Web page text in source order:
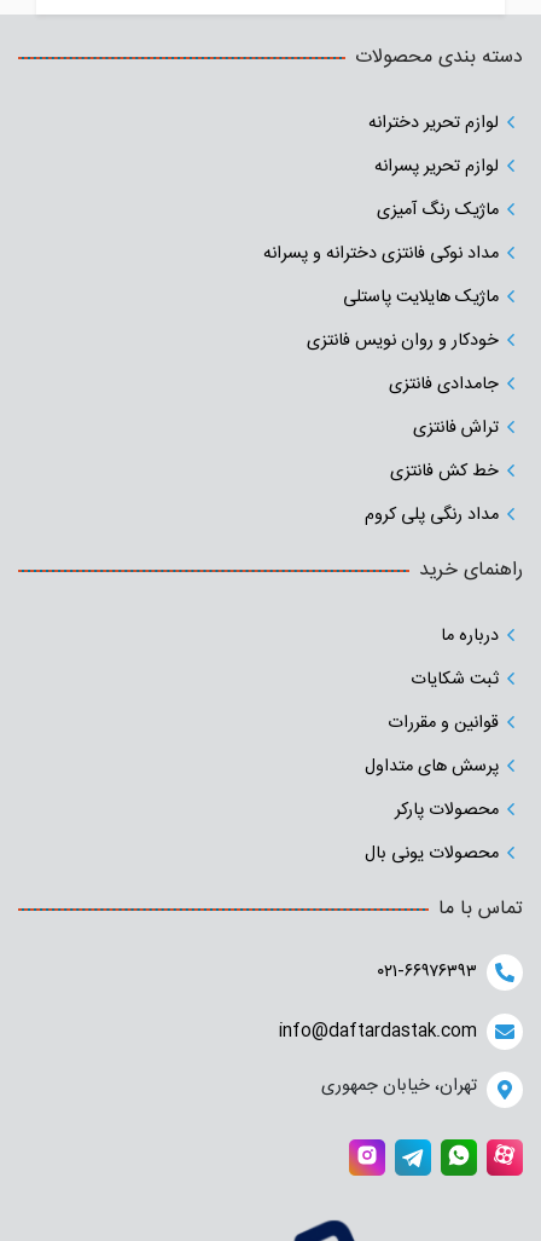
دسته بندی محصولات
لوازم تحریر دخترانه
لوازم تحریر پسرانه
ماژیک رنگ آمیزی
مداد نوکی فانتزی دخترانه و پسرانه
ماژیک هایلایت پاستلی
خودکار و روان نویس فانتزی
جامدادی‌ فانتزی
تراش فانتزی
خط کش فانتزی
مداد رنگی پلی کروم
راهنمای خرید
درباره ما
ثبت شکایات
قوانین و مقررات
پرسش های متداول
محصولات پارکر
محصولات یونی بال
تماس با ما
۰۲۱-۶۶۹۷۶۳۹۳
info@daftardastak.com
تهران، خیابان جمهوری